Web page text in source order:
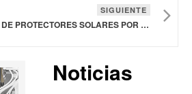
SIGUIENTE
FDA AMPLÍA OPCIONES DE PROTECTORES SOLARES POR PRIMERA VEZ EN 20 AÑOS
Noticias